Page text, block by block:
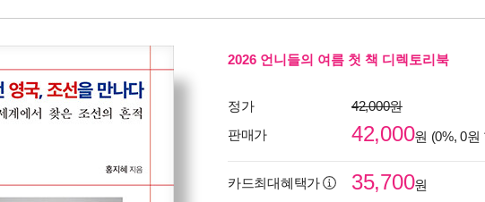
2026 언니들의 여름 첫 책 디렉토리북
정가
42,000원
판매가
42,000원 (0%, 0원
카드최대혜택가 35,700원